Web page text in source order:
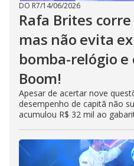
DO R7/14/06/2026
Rafa Brites
mas não evita
bomba-relógio
Boom!
Apesar de acertar nove
desempenho de capitã não
acumulou R$ 32 mil ao